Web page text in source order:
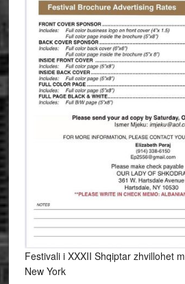
Festivali i XXXII Shqiptar zhvillohet
New York